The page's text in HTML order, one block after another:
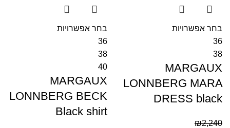
בחר אפשרויות
36
38
MARGAUX
LONNBERG MARA
DRESS black
₪2,240
בחר אפשרויות
36
38
40
MARGAUX
LONNBERG BECK
Black shirt